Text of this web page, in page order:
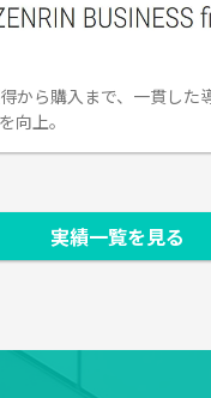
から購入まで、一貫した
向上。
実績一覧を見る